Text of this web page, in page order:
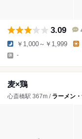
3.09
￥1,000～￥1,999
-
麦×鶏
心斎橋駅 367m / ラーメン